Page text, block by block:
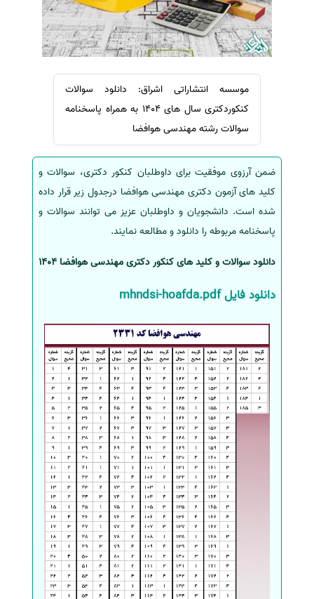
ترجمه عربی به فارسی
مشاهده همه زبان ها
سفارش ویرایش
سفارش پارافریز
سفارش فرمت‌بندی
سفارش کاهش کمیت
سفارش معرفی مجله
سفارش معرفی مقاله
سفارش چکیده مبسوط
سفارش ترجمه مولتی‌مدیا
سفارش گویندگی
سفارش ترجمه همزمان
سفارش چکیده گرافیکی
سفارش انگیزه‌نامه‌SOP
موسسه انتشاراتی اشراق: دانلود سوالات
کنکوردکتری سال های 1404 به همراه پاسخنامه
سوالات رشته مهندسی هوافضا
ضمن آرزوی موفقیت برای داوطلبان کنکور دکتری، سوالات و
کلید های آزمون دکتری مهندسی هوافضا درجدول زیر قرار داده
شده است. دانشجویان و داوطلبان عزیز می توانند سوالات و
پاسخنامه مربوطه را دانلود و مطالعه نمایند.
دانلود سوالات و کلید های کنکور دکتری مهندسی هوافضا 1404
دانلود فایل mhndsi-hoafda.pdf